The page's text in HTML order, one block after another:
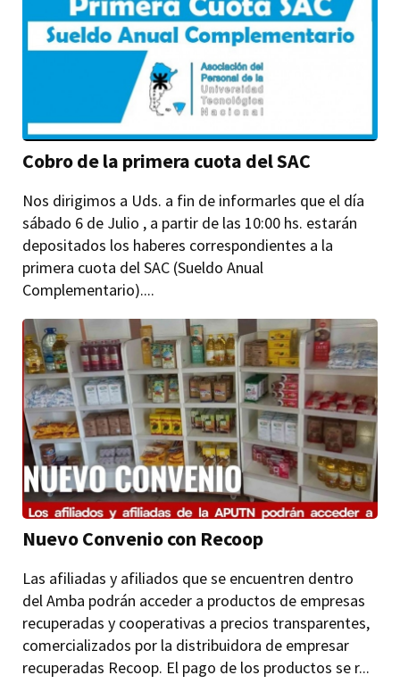
Cobro de la primera cuota del SAC
Nos dirigimos a Uds. a fin de informarles que el día
sábado 6 de Julio , a partir de las 10:00 hs. estarán
depositados los haberes correspondientes a la
primera cuota del SAC (Sueldo Anual
Complementario)....
Nuevo Convenio con Recoop
Las afiliadas y afiliados que se encuentren dentro
del Amba podrán acceder a productos de empresas
recuperadas y cooperativas a precios transparentes,
comercializados por la distribuidora de empresar
recuperadas Recoop. El pago de los productos se r...